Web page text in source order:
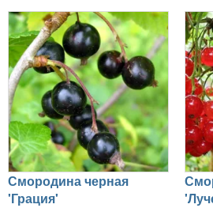
Смородина черная
'Грация'